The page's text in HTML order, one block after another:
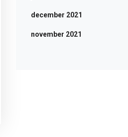
december 2021
november 2021